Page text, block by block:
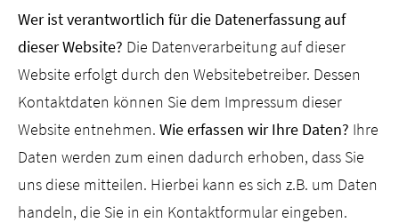
Wer ist verantwortlich für die Datenerfassung auf
dieser Website? Die Datenverarbeitung auf dieser
Website erfolgt durch den Websitebetreiber. Dessen
Kontaktdaten können Sie dem Impressum dieser
Website entnehmen. Wie erfassen wir Ihre Daten? Ihre
Daten werden zum einen dadurch erhoben, dass Sie
uns diese mitteilen. Hierbei kann es sich z.B. um Daten
handeln, die Sie in ein Kontaktformular eingeben.